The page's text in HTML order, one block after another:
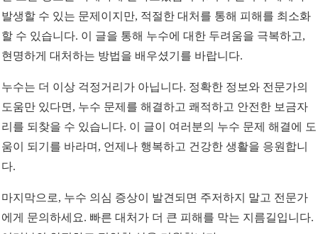
발생할 수 있는 문제이지만, 적절한 대처를 통해 피해를 최소화
할 수 있습니다. 이 글을 통해 누수에 대한 두려움을 극복하고,
현명하게 대처하는 방법을 배우셨기를 바랍니다.
누수는 더 이상 걱정거리가 아닙니다. 정확한 정보와 전문가의
도움만 있다면, 누수 문제를 해결하고 쾌적하고 안전한 보금자
리를 되찾을 수 있습니다. 이 글이 여러분의 누수 문제 해결에 도
움이 되기를 바라며, 언제나 행복하고 건강한 생활을 응원합니
다.
마지막으로, 누수 의심 증상이 발견되면 주저하지 말고 전문가
에게 문의하세요. 빠른 대처가 더 큰 피해를 막는 지름길입니다.